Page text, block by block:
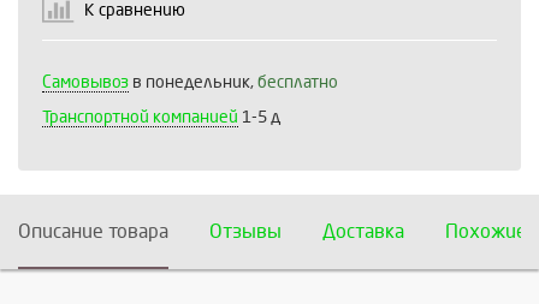
К сравнению
Самовывоз в понедельник, бесплатно
Транспортной компанией 1-5 д
Описание товара Отзывы Доставка Похожие